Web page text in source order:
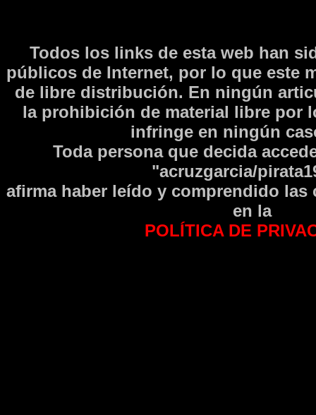
Todos los links de esta web han
públicos de Internet, por lo que este
de libre distribución. En ningún
la prohibición de material libre por
infringe en ningún
Toda persona que decida
"acruzgarcia/
afirma haber leí­do y comprendido las
en la
POLÍTICA DE